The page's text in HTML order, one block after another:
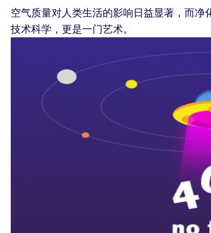
空气质量对人类生活的影响日益显著，而
技术科学，更是一门艺术。